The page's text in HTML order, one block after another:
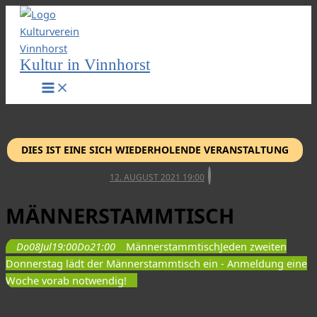
Zum
Inhalt
springen
Kultur in Vinnhorst
DIES IST EINE SICH WIEDERHOLENDE VERANSTALTUNG
12. AUGUST 2021 19:00
MÄNNERSTAMMTISCH
Do08Jul19:00Do21:00 MännerstammtischJeden zweiten
Donnerstag lädt der Männerstammtisch ein - Anmeldung eine
Woche vorab notwendig!